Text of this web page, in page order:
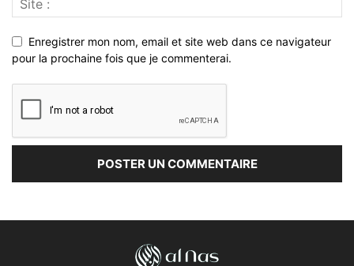
Enregistrer mon nom, email et site web dans ce navigateur
pour la prochaine fois que je commenterai.